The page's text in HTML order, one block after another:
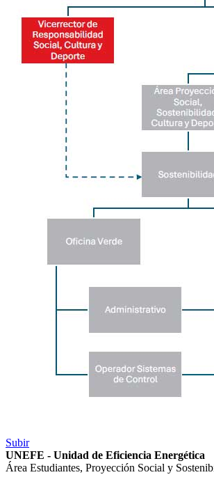
Subir
UNEFE - Unidad de Eficiencia Energética
Área Estudiantes, Proyección Social y